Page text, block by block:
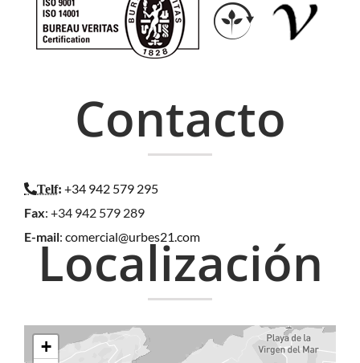
Localización
+
Contacto
Telf: +34 942 579 295
Fax: +34 942 579 289
E-mail: comercial@urbes21.com